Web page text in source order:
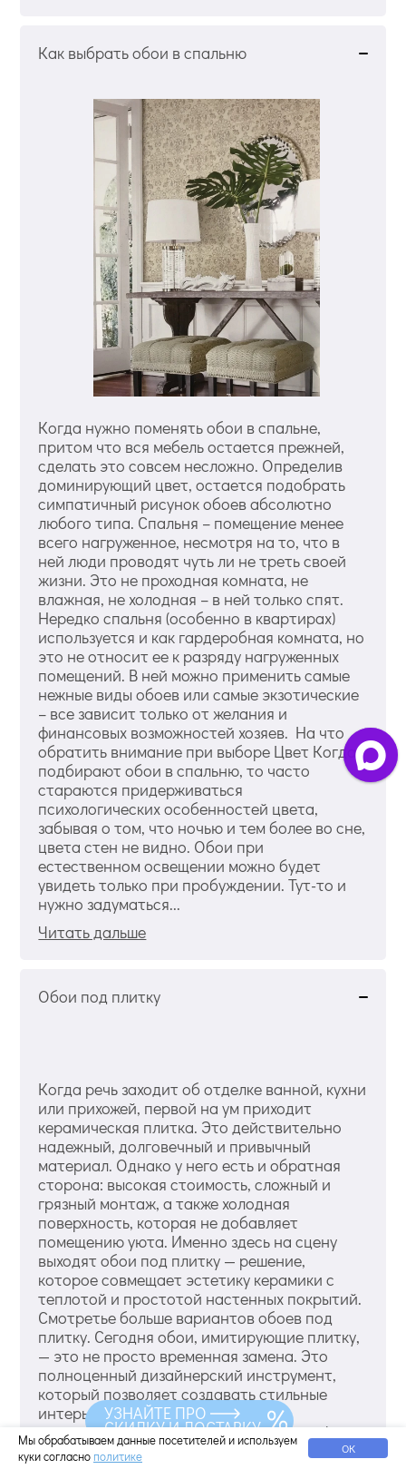
Как выбрать обои в спальню
Когда нужно поменять обои в спальне,
притом что вся мебель остается прежней,
сделать это совсем несложно. Определив
доминирующий цвет, остается подобрать
симпатичный рисунок обоев абсолютно
любого типа. Спальня – помещение менее
всего нагруженное, несмотря на то, что в
ней люди проводят чуть ли не треть своей
жизни. Это не проходная комната, не
влажная, не холодная – в ней только спят.
Нередко спальня (особенно в квартирах)
используется и как гардеробная комната, но
это не относит ее к разряду нагруженных
помещений. В ней можно применить самые
нежные виды обоев или самые экзотические
– все зависит только от желания и
финансовых возможностей хозяев. На что
обратить внимание при выборе Цвет Когда
подбирают обои в спальню, то часто
стараются придерживаться
психологических особенностей цвета,
забывая о том, что ночью и тем более во сне,
цвета стен не видно. Обои при
естественном освещении можно будет
увидеть только при пробуждении. Тут-то и
нужно задуматься...
Читать дальше
Обои под плитку
Когда речь заходит об отделке ванной, кухни
или прихожей, первой на ум приходит
керамическая плитка. Это действительно
надежный, долговечный и привычный
материал. Однако у него есть и обратная
сторона: высокая стоимость, сложный и
грязный монтаж, а также холодная
поверхность, которая не добавляет
помещению уюта. Именно здесь на сцену
выходят обои под плитку — решение,
которое совмещает эстетику керамики с
теплотой и простотой настенных покрытий.
Смотретье больше вариантов обоев под
плитку. Сегодня обои, имитирующие плитку,
— это не просто временная замена. Это
полноценный дизайнерский инструмент,
который позволяет создавать стильные
интерьеры в скандинавском стиле,
провансе, баухаусе, хай-теке и даже лофте.
Главное — правильно подобрать текстуру,
Мы обрабатываем данные посетителей и используем
куки согласно политике ОК
УЗНАЙТЕ ПРО
СКИДКУ И ДОСТАВКУ